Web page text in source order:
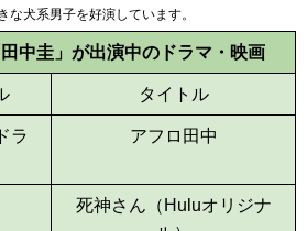
犬系男子を好演しています。
中圭」が出演中のドラマ・映画
タイトル
ラ
アフロ田中
死神さん（Huluオリジナ